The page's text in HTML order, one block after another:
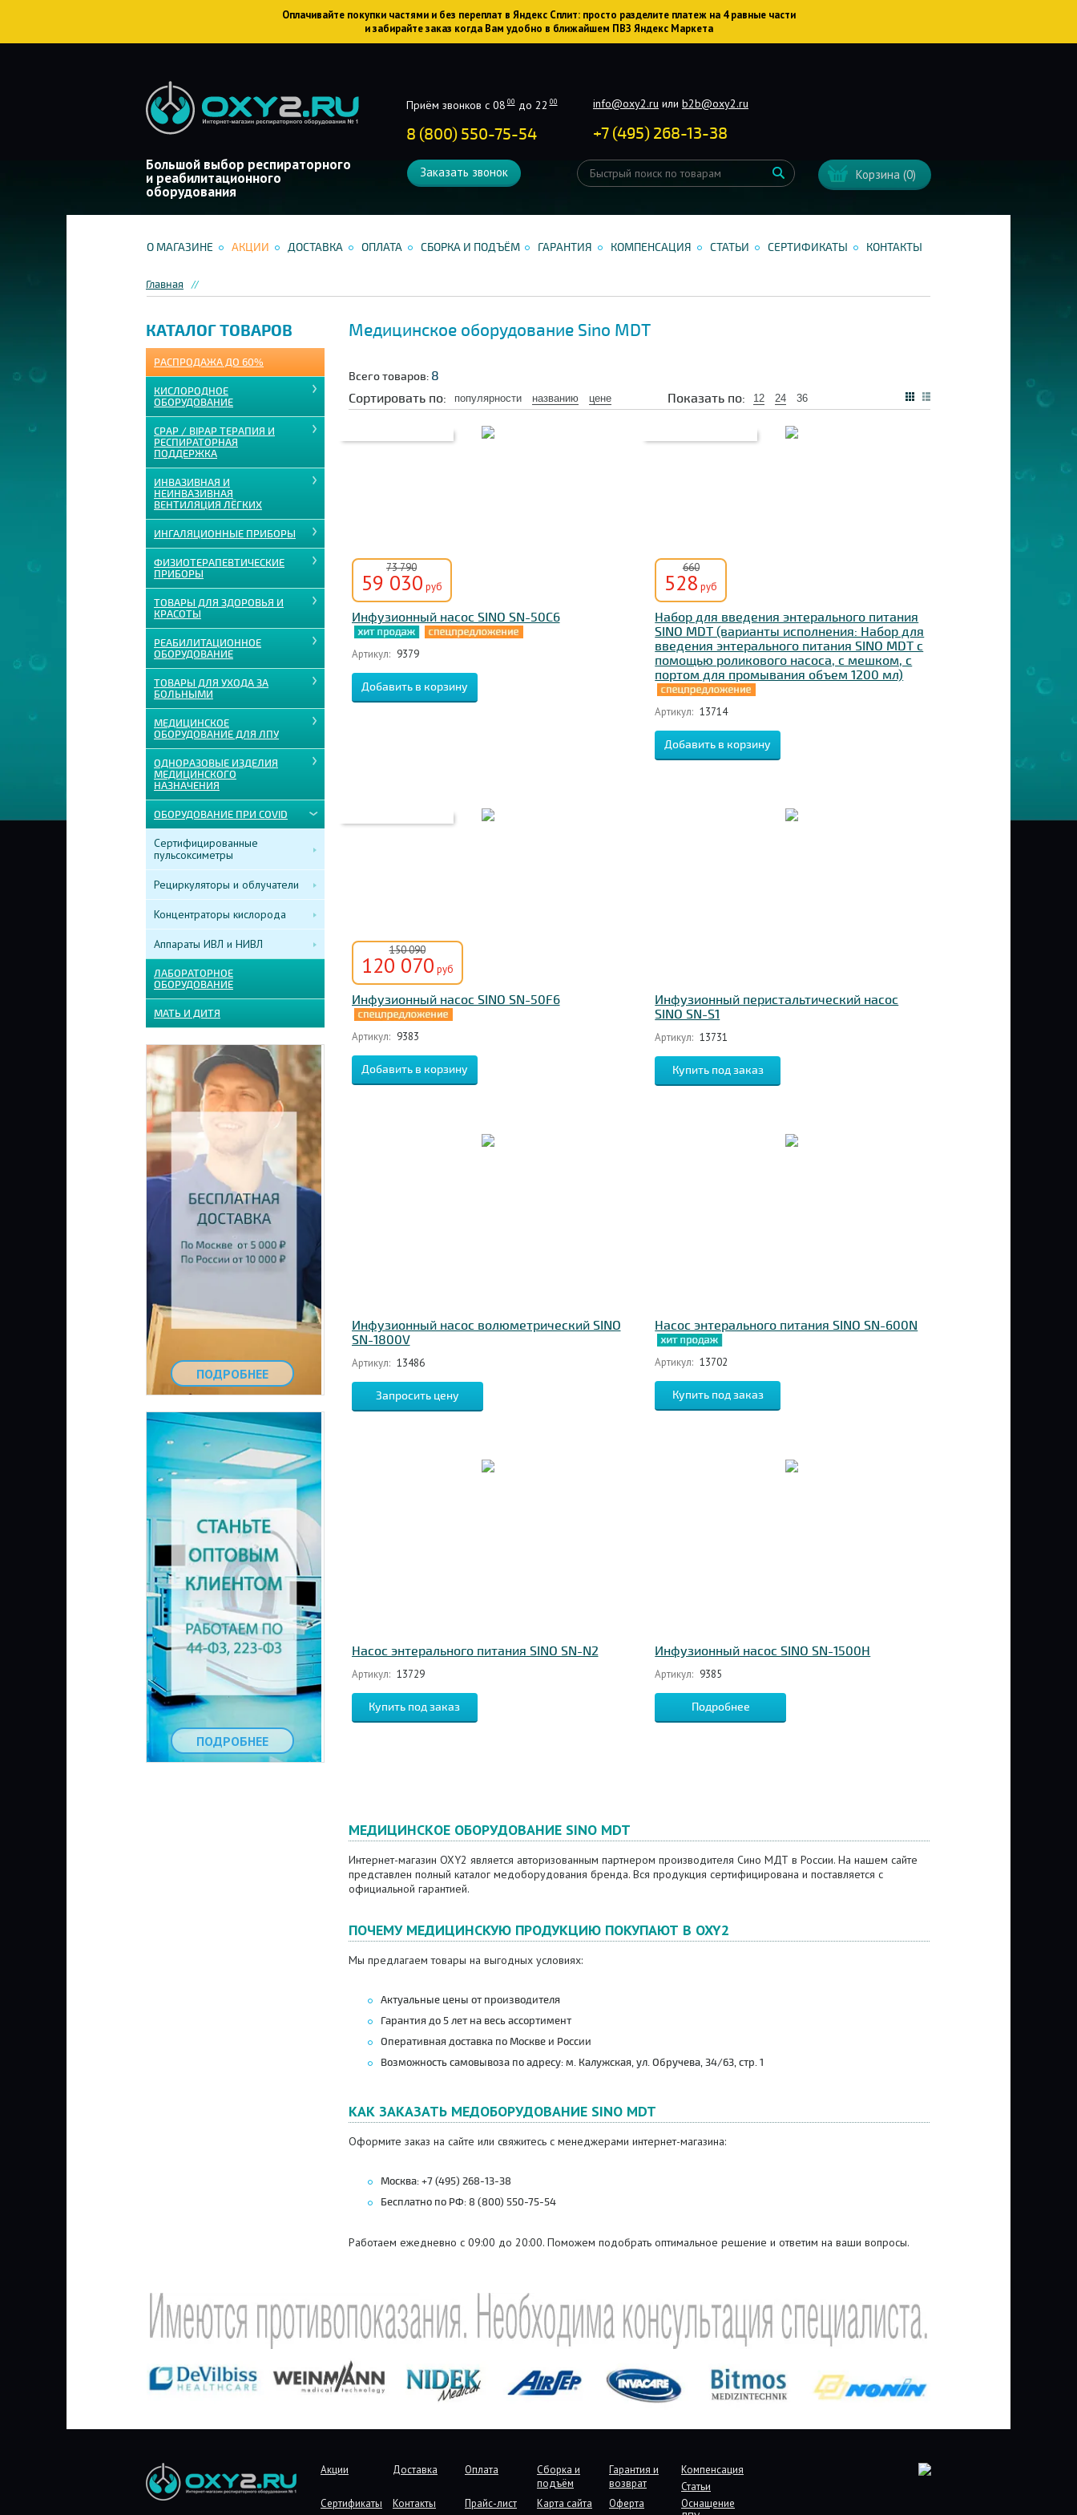
Оплачивайте покупки частями и без переплат в Яндекс Сплит: просто разделите платеж на 4 равные части
и забирайте заказ когда Вам удобно в ближайшем ПВЗ Яндекс Маркета
Большой выбор респираторного
и реабилитационного
оборудования
Приём звонков с 08 00до 22 00
8 (800) 550-75-54
info@oxy2.ru илиb2b@oxy2.ru
+7 (495) 268-13-38
Заказать звонок Корзина(0)
О МАГАЗИНЕ АКЦИИ ДОСТАВКА ОПЛАТА СБОРКА И ПОДЪЁМ ГАРАНТИЯ КОМПЕНСАЦИЯ СТАТЬИ СЕРТИФИКАТЫ КОНТАКТЫ
Главная
КАТАЛОГ ТОВАРОВ
РАСПРОДАЖА ДО 60%
КИСЛОРОДНОЕ
ОБОРУДОВАНИЕ
CPAP / BIPAP ТЕРАПИЯ И
РЕСПИРАТОРНАЯ
ПОДДЕРЖКА
ИНВАЗИВНАЯ И
НЕИНВАЗИВНАЯ
ВЕНТИЛЯЦИЯ ЛЁГКИХ
ИНГАЛЯЦИОННЫЕ ПРИБОРЫ
ФИЗИОТЕРАПЕВТИЧЕСКИЕ
ПРИБОРЫ
ТОВАРЫ ДЛЯ ЗДОРОВЬЯ И
КРАСОТЫ
РЕАБИЛИТАЦИОННОЕ
ОБОРУДОВАНИЕ
ТОВАРЫ ДЛЯ УХОДА ЗА
БОЛЬНЫМИ
МЕДИЦИНСКОЕ
ОБОРУДОВАНИЕ ДЛЯ ЛПУ
ОДНОРАЗОВЫЕ ИЗДЕЛИЯ
МЕДИЦИНСКОГО
НАЗНАЧЕНИЯ
ОБОРУДОВАНИЕ ПРИ COVID
Сертифицированные
пульсоксиметры
Рециркуляторы и облучатели
Концентраторы кислорода
Аппараты ИВЛ и НИВЛ
ЛАБОРАТОРНОЕ
ОБОРУДОВАНИЕ
МАТЬ И ДИТЯ
ПОДРОБНЕЕ
ПОДРОБНЕЕ
Медицинское оборудование Sino MDT
Всего товаров: 8
Сортировать по:
популярности названию цене Показать по: 12 24 36
73 790
59 030 руб
Инфузионный насос SINO SN-50C6
Артикул: 9379
660
528 руб
Набор для введения энтерального питания
SINO МDТ (варианты исполнения: Набор для
введения энтерального питания SINO MDT с
помощью роликового насоса, с мешком, с
портом для промывания объем 1200 мл)
Артикул: 13714
150 090
120 070 руб
Инфузионный насос SINO SN-50F6
Артикул: 9383
Инфузионный перистальтический насос
SINO SN-S1
Артикул: 13731
Инфузионный насос волюметрический SINO
SN-1800V
Артикул: 13486
Запросить цену
Насос энтерального питания SINO SN-600N
Артикул: 13702
Насос энтерального питания SINO SN-N2
Артикул: 13729
Инфузионный насос SINO SN-1500H
Артикул: 9385
Подробнее
МЕДИЦИНСКОЕ ОБОРУДОВАНИЕ SINO MDT
Интернет-магазин OXY2 является авторизованным партнером производителя Сино МДТ в России. На нашем сайте
представлен полный каталог медоборудования бренда. Вся продукция сертифицирована и поставляется с
официальной гарантией.
ПОЧЕМУ МЕДИЦИНСКУЮ ПРОДУКЦИЮ ПОКУПАЮТ В OXY2
Мы предлагаем товары на выгодных условиях:
Актуальные цены от производителя
Гарантия до 5 лет на весь ассортимент
Оперативная доставка по Москве и России
Возможность самовывоза по адресу: м. Калужская, ул. Обручева, 34/63, стр. 1
КАК ЗАКАЗАТЬ МЕДОБОРУДОВАНИЕ SINO MDT
Оформите заказ на сайте или свяжитесь с менеджерами интернет-магазина:
Москва: +7 (495) 268-13-38
Бесплатно по РФ: 8 (800) 550-75-54
Работаем ежедневно с 09:00 до 20:00. Поможем подобрать оптимальное решение и ответим на ваши вопросы.
Акции Доставка Оплата
Сборка и
подъём
Гарантия и
возврат
Компенсация
Статьи
Сертификаты
Контакты Прайс-лист Карта сайта Оферта
Оснащение